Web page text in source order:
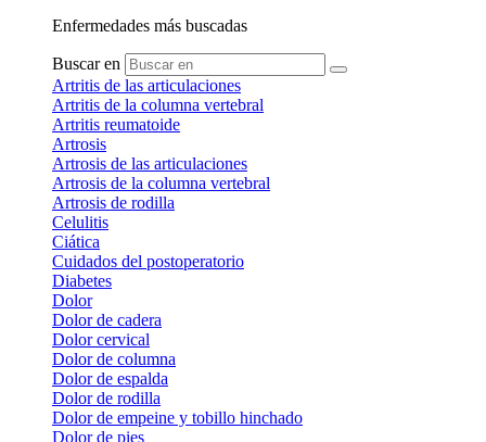
Enfermedades más buscadas
Buscar en
Artritis de las articulaciones
Artritis de la columna vertebral
Artritis reumatoide
Artrosis
Artrosis de las articulaciones
Artrosis de la columna vertebral
Artrosis de rodilla
Celulitis
Ciática
Cuidados del postoperatorio
Diabetes
Dolor
Dolor de cadera
Dolor cervical
Dolor de columna
Dolor de espalda
Dolor de rodilla
Dolor de empeine y tobillo hinchado
Dolor de pies